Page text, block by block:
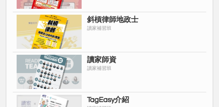
斜槓律師地政士
讀家補習班
讀家師資
讀家補習班
TagEasy介紹